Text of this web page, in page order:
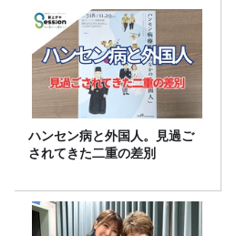
ハンセン病と外国人。見過ご
されてきた二重の差別